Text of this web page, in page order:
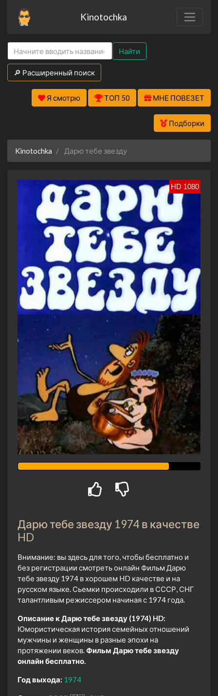
Kinotochka
Найти
🔎 Расширенный поиск
Я смотрю ТОП 50 МНЕ ПОВЕЗЕТ
Подборки
Kinotochka Дарю тебе звезду
HD 1080
Дарю тебе звезду 1974 в качестве
HD
Внимание: вы здесь для того, чтобы бесплатно и
без регистрации смотреть онлайн Фильм Дарю
тебе звезду 1974 в хорошем HD качестве и на
русском языке. Сьемки происходили в СССР, СНГ
талантливым режиссером начиная с 1974 года.
Описание к Дарю тебе звезду (1974) HD:
Юмористическая история семейных отношений
мужчины и женщины в разные эпохи на
протяжении веков.Фильм Дарю тебе звезду
онлайн бесплатно.
Год выхода: 1974